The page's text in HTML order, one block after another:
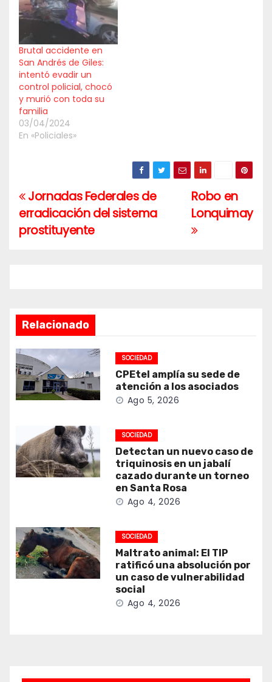
Brutal accidente en
San Andrés de Giles:
intentó evadir un
control policial, chocó
y murió con toda su
familia
03/04/2024
En «Policiales»
Navegación
de
Robo en
Lonquimay
Jornadas Federales de
erradicación del sistema
prostituyente
Relacionado
SOCIEDAD
CPEtel amplía su sede de
atención a los asociados
Ago 5, 2026
SOCIEDAD
Detectan un nuevo caso de
triquinosis en un jabalí
cazado durante un torneo
en Santa Rosa
Ago 4, 2026
SOCIEDAD
Maltrato animal: El TIP
ratificó una absolución por
un caso de vulnerabilidad
social
Ago 4, 2026